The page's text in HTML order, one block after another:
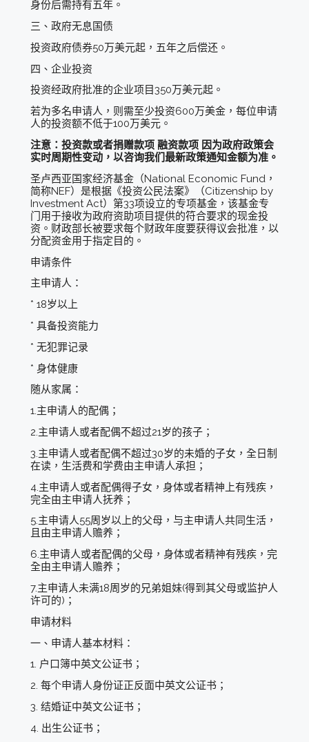
身份后需持有五年。
三、政府无息国债
投资政府债券50万美元起，五年之后偿还。
四、企业投资
投资经政府批准的企业项目350万美元起。
若为多名申请人，则需至少投资600万美金，每位申请
人的投资额不低于100万美元。
注意：投资款或者捐赠款项 融资款项 因为政府政策会
实时周期性变动，以咨询我们最新政策通知金额为准。
圣卢西亚国家经济基金（National Economic Fund，
简称NEF）是根据《投资公民法案》（Citizenship by
Investment Act）第33项设立的专项基金，该基金专
门用于接收为政府资助项目提供的符合要求的现金投
资。财政部长被要求每个财政年度要获得议会批准，以
分配资金用于指定目的。
申请条件
主申请人：
* 18岁以上
* 具备投资能力
* 无犯罪记录
* 身体健康
随从家属：
1.主申请人的配偶；
2.主申请人或者配偶不超过21岁的孩子；
3.主申请人或者配偶不超过30岁的未婚的子女，全日制
在读，生活费和学费由主申请人承担；
4.主申请人或者配偶得子女，身体或者精神上有残疾，
完全由主申请人抚养；
5.主申请人55周岁以上的父母，与主申请人共同生活，
且由主申请人赡养；
6.主申请人或者配偶的父母，身体或者精神有残疾，完
全由主申请人赡养；
7.主申请人未满18周岁的兄弟姐妹(得到其父母或监护人
许可的)；
申请材料
一、申请人基本材料：
1. 户口簿中英文公证书；
2. 每个申请人身份证正反面中英文公证书；
3. 结婚证中英文公证书；
4. 出生公证书；